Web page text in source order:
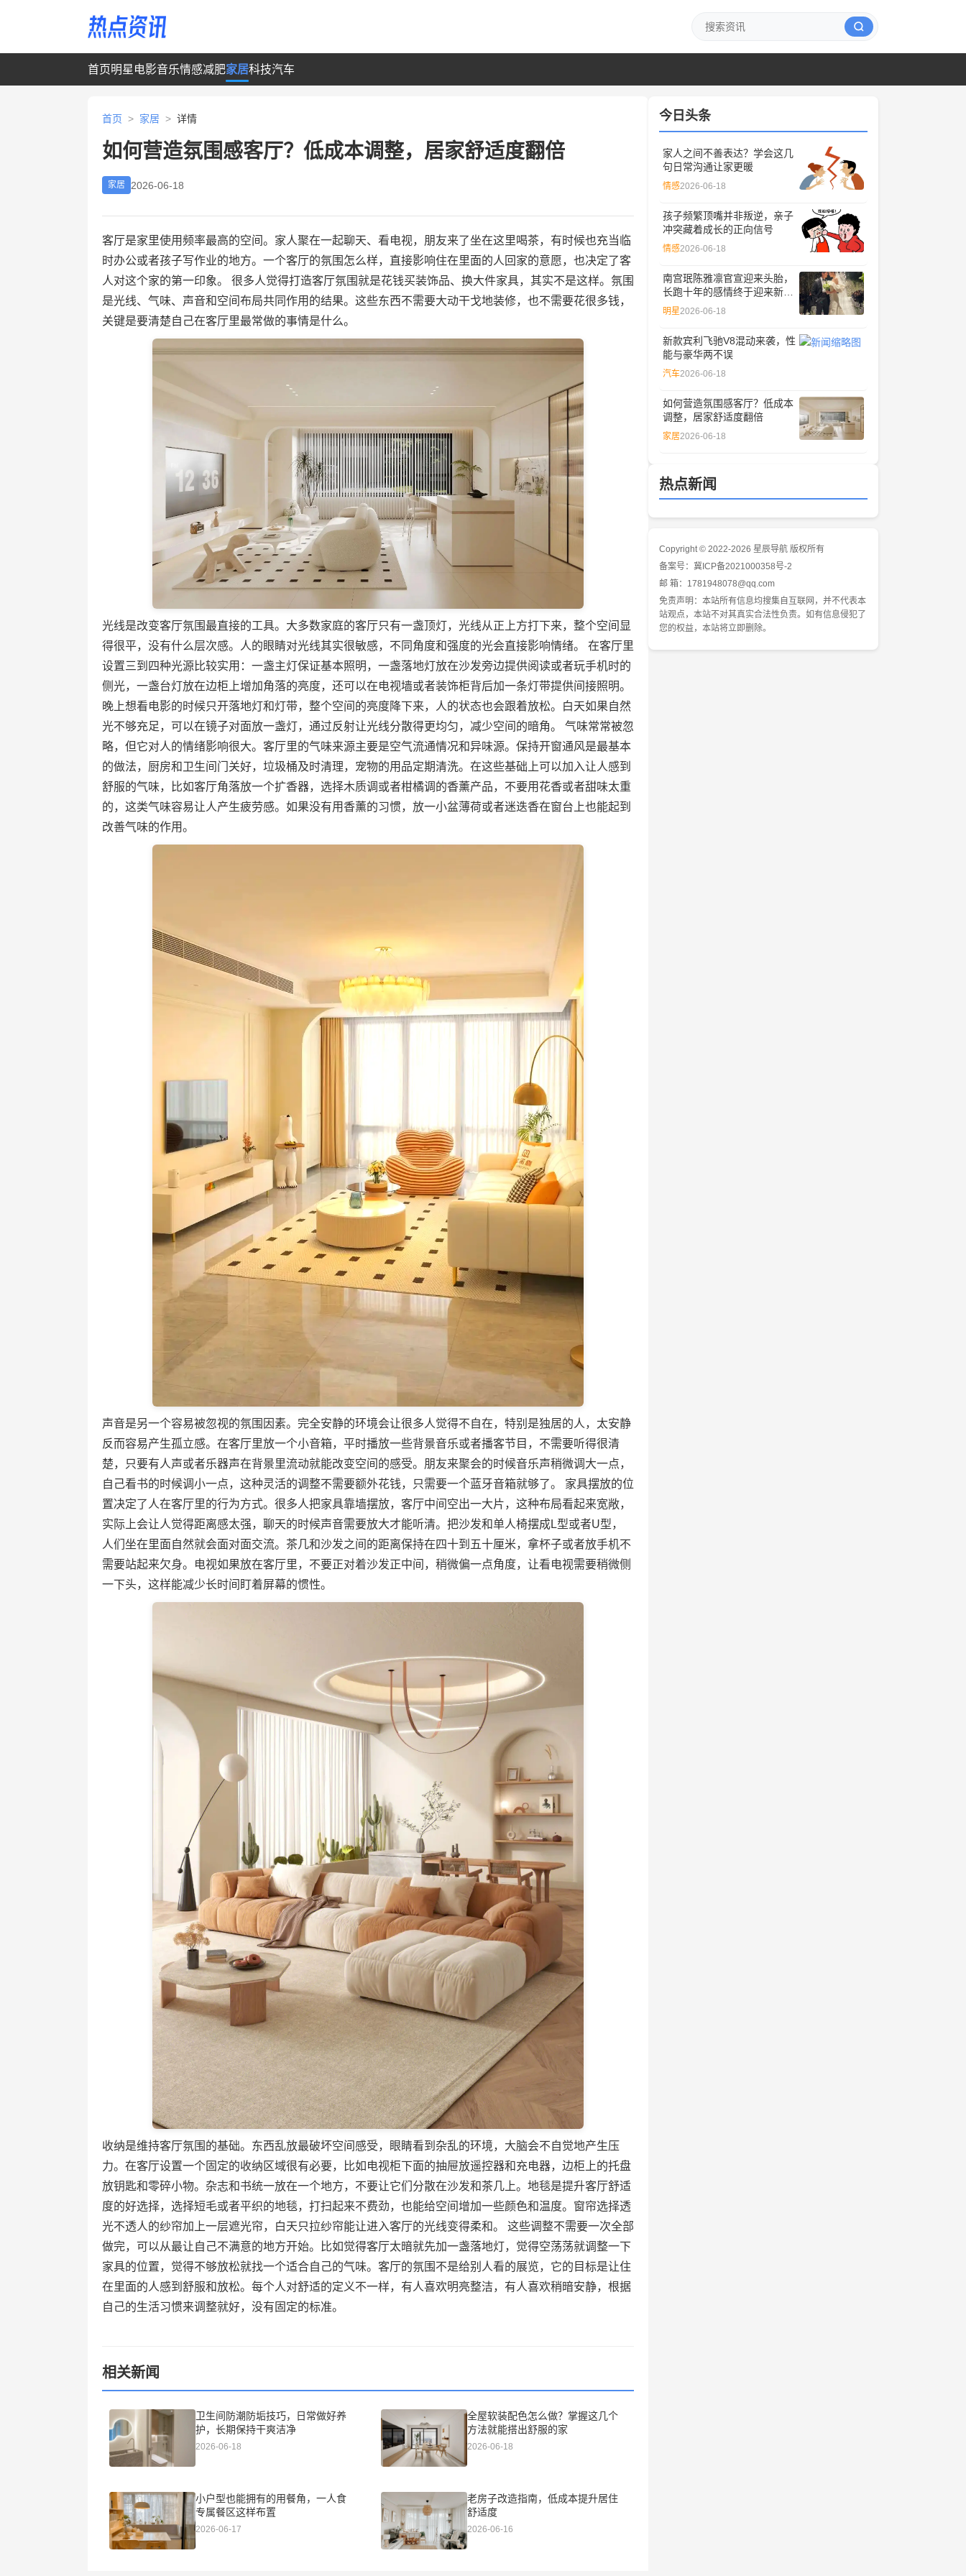
首页明星 电影音乐情感减肥家居科技汽车
首页 > 家居 > 详情
如何营造氛围感客厅？低成本调整，居家舒适度翻倍
家居 2026-06-18
客厅是家里使用频率最高的空间。家人聚在一起聊天、看电视，朋友来了坐在这里喝茶，有时候也充当临
时办公或者孩子写作业的地方。一个客厅的氛围怎么样，直接影响住在里面的人回家的意愿，也决定了客
人对这个家的第一印象。 很多人觉得打造客厅氛围就是花钱买装饰品、换大件家具，其实不是这样。氛围
是光线、气味、声音和空间布局共同作用的结果。这些东西不需要大动干戈地装修，也不需要花很多钱，
关键是要清楚自己在客厅里最常做的事情是什么。
光线是改变客厅氛围最直接的工具。大多数家庭的客厅只有一盏顶灯，光线从正上方打下来，整个空间显
得很平，没有什么层次感。人的眼睛对光线其实很敏感，不同角度和强度的光会直接影响情绪。 在客厅里
设置三到四种光源比较实用：一盏主灯保证基本照明，一盏落地灯放在沙发旁边提供阅读或者玩手机时的
侧光，一盏台灯放在边柜上增加角落的亮度，还可以在电视墙或者装饰柜背后加一条灯带提供间接照明。
晚上想看电影的时候只开落地灯和灯带，整个空间的亮度降下来，人的状态也会跟着放松。白天如果自然
光不够充足，可以在镜子对面放一盏灯，通过反射让光线分散得更均匀，减少空间的暗角。 气味常常被忽
略，但它对人的情绪影响很大。客厅里的气味来源主要是空气流通情况和异味源。保持开窗通风是最基本
的做法，厨房和卫生间门关好，垃圾桶及时清理，宠物的用品定期清洗。在这些基础上可以加入让人感到
舒服的气味，比如客厅角落放一个扩香器，选择木质调或者柑橘调的香薰产品，不要用花香或者甜味太重
的，这类气味容易让人产生疲劳感。如果没有用香薰的习惯，放一小盆薄荷或者迷迭香在窗台上也能起到
改善气味的作用。
声音是另一个容易被忽视的氛围因素。完全安静的环境会让很多人觉得不自在，特别是独居的人，太安静
反而容易产生孤立感。在客厅里放一个小音箱，平时播放一些背景音乐或者播客节目，不需要听得很清
楚，只要有人声或者乐器声在背景里流动就能改变空间的感受。朋友来聚会的时候音乐声稍微调大一点，
自己看书的时候调小一点，这种灵活的调整不需要额外花钱，只需要一个蓝牙音箱就够了。 家具摆放的位
置决定了人在客厅里的行为方式。很多人把家具靠墙摆放，客厅中间空出一大片，这种布局看起来宽敞，
实际上会让人觉得距离感太强，聊天的时候声音需要放大才能听清。把沙发和单人椅摆成L型或者U型，
人们坐在里面自然就会面对面交流。茶几和沙发之间的距离保持在四十到五十厘米，拿杯子或者放手机不
需要站起来欠身。电视如果放在客厅里，不要正对着沙发正中间，稍微偏一点角度，让看电视需要稍微侧
一下头，这样能减少长时间盯着屏幕的惯性。
收纳是维持客厅氛围的基础。东西乱放最破坏空间感受，眼睛看到杂乱的环境，大脑会不自觉地产生压
力。在客厅设置一个固定的收纳区域很有必要，比如电视柜下面的抽屉放遥控器和充电器，边柜上的托盘
放钥匙和零碎小物。杂志和书统一放在一个地方，不要让它们分散在沙发和茶几上。地毯是提升客厅舒适
度的好选择，选择短毛或者平织的地毯，打扫起来不费劲，也能给空间增加一些颜色和温度。窗帘选择透
光不透人的纱帘加上一层遮光帘，白天只拉纱帘能让进入客厅的光线变得柔和。 这些调整不需要一次全部
做完，可以从最让自己不满意的地方开始。比如觉得客厅太暗就先加一盏落地灯，觉得空荡荡就调整一下
家具的位置，觉得不够放松就找一个适合自己的气味。客厅的氛围不是给别人看的展览，它的目标是让住
在里面的人感到舒服和放松。每个人对舒适的定义不一样，有人喜欢明亮整洁，有人喜欢稍暗安静，根据
自己的生活习惯来调整就好，没有固定的标准。
相关新闻
卫生间防潮防垢技巧，日常做好养
护，长期保持干爽洁净
2026-06-18
全屋软装配色怎么做？掌握这几个
方法就能搭出舒服的家
2026-06-18
小户型也能拥有的用餐角，一人食
专属餐区这样布置
2026-06-17
老房子改造指南，低成本提升居住
舒适度
2026-06-16
今日头条
家人之间不善表达？学会这几
句日常沟通让家更暖
情感2026-06-18
孩子频繁顶嘴并非叛逆，亲子
冲突藏着成长的正向信号
情感2026-06-18
南宫珉陈雅凛官宣迎来头胎，
长跑十年的感情终于迎来新成
员
明星2026-06-18
新款宾利飞驰V8混动来袭，性
能与豪华两不误
汽车2026-06-18
如何营造氛围感客厅？低成本
调整，居家舒适度翻倍
家居2026-06-18
热点新闻
Copyright © 2022-2026 星辰导航 版权所有
备案号： 冀ICP备2021000358号-2
邮 箱：1781948078@qq.com
免责声明：本站所有信息均搜集自互联网，并不代表本
站观点，本站不对其真实合法性负责。如有信息侵犯了
您的权益，本站将立即删除。